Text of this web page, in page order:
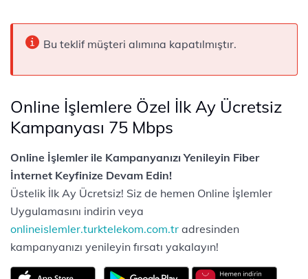
Bu teklif müşteri alımına kapatılmıştır.
Online İşlemlere Özel İlk Ay Ücretsiz
Kampanyası 75 Mbps
Online İşlemler ile Kampanyanızı Yenileyin Fiber
İnternet Keyfinize Devam Edin!
Üstelik İlk Ay Ücretsiz! Siz de hemen Online İşlemler
Uygulamasını indirin veya
onlineislemler.turktelekom.com.tr adresinden
kampanyanızı yenileyin fırsatı yakalayın!